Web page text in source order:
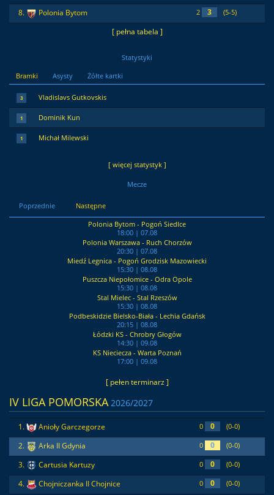
[ pełna tabela ]
8. Polonia Bytom 2 3 (5-5)
Statystyki
Bramki Asysty Żółte kartki
3 Vladislavs Gutkovskis
1 Dominik Kun
1 Michał Milewski
[ więcej statystyk ]
Mecze
Poprzednie
Następne
Polonia Bytom - Pogoń Siedlce
18:00 | 07.08
Polonia Warszawa - Ruch Chorzów
20:30 | 07.08
Miedź Legnica - Pogoń Grodzisk Mazowiecki
15:30 | 08.08
Puszcza Niepołomice - Odra Opole
15:30 | 08.08
Stal Mielec - Stal Rzeszów
15:30 | 08.08
Podbeskidzie Bielsko-Biała - Lechia Gdańsk
20:15 | 08.08
Łódzki KS - Chrobry Głogów
14:30 | 09.08
KS Nieciecza - Warta Poznań
17:00 | 09.08
[ pełen terminarz ]
IV LIGA POMORSKA2026/2027
1. Anioły Garczegorze 0 0 (0-0)
2. Arka II Gdynia 0 0 (0-0)
3. Cartusia Kartuzy 0 0 (0-0)
4. Chojniczanka II Chojnice 0 0 (0-0)